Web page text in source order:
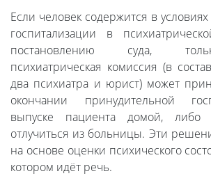
Если человек содержится в
госпитализации в
постановлению суда,
психиатрическая комиссия (в
два психиатра и юрист) может
окончании принудительной
выпуске пациента домой, либо
отлучиться из больницы. Эти
на основе оценки психического
котором идёт речь.